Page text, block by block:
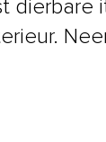
dierbare